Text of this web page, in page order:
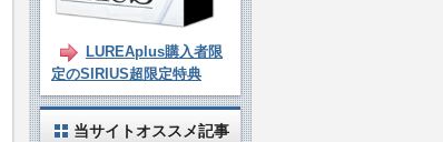
LUREAplus購入者限
定のSIRIUS超限定特典
当サイトオススメ記事